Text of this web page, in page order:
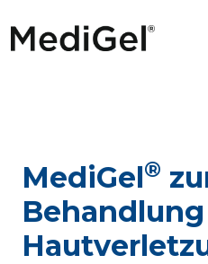
MediGel®